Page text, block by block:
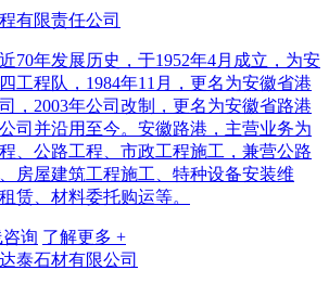
有限责任公司
70年发展历史，于1952年4月成立，为安
工程队，1984年11月，更名为安徽省港
，2003年公司改制，更名为安徽省路港
司并沿用至今。安徽路港，主营业务为
、公路工程、市政工程施工，兼营公路
房屋建筑工程施工、特种设备安装维
赁、材料委托购运等。
询 了解更多 +